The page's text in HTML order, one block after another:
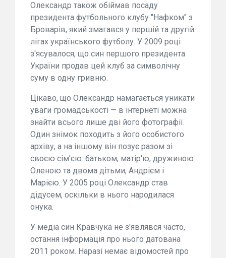
Олександр також обіймав посаду
президента футбольного клубу "Нафком" з
Броварів, який змагався у першій та другій
лігах українського футболу. У 2009 році
з'ясувалося, що син першого президента
України продав цей клуб за символічну
суму в одну гривню.
Цікаво, що Олександр намагається уникати
уваги громадськості — в інтернеті можна
знайти всього лише дві його фотографії.
Один знімок походить з його особистого
архіву, а на іншому він позує разом зі
своєю сім'єю: батьком, матір'ю, дружиною
Оленою та двома дітьми, Андрієм і
Марією. У 2005 році Олександр став
дідусем, оскільки в нього народилася
онука.
У медіа син Кравчука не з'являвся часто,
остання інформація про нього датована
2011 роком. Наразі немає відомостей про